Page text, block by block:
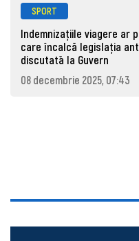
SPORT
Indemnizațiile viagere ar
care încalcă legislația
discutatǎ la Guvern
08 decembrie 2025, 07:43